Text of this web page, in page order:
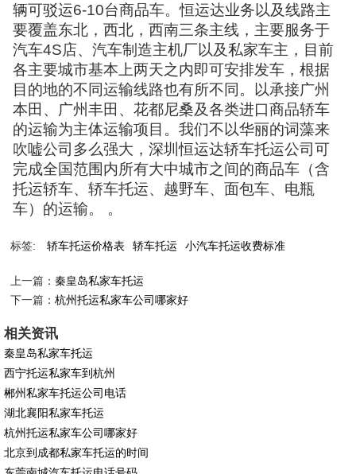
辆可驳运6-10台商品车。恒运达业务以及线路主
要覆盖东北，西北，西南三条主线，主要服务于
汽车4S店、汽车制造主机厂以及私家车主，目前
各主要城市基本上两天之内即可安排发车，根据
目的地的不同运输线路也有所不同。以承接广州
本田、广州丰田、花都尼桑及各类进口商品轿车
的运输为主体运输项目。我们不以华丽的词藻来
吹嘘公司多么强大，深圳恒运达轿车托运公司可
完成全国范围内所有大中城市之间的商品车（含
托运轿车、轿车托运、越野车、面包车、电瓶
车）的运输。 。
标签: 轿车托运价格表 轿车托运 小汽车托运收费标准
上一篇：秦皇岛私家车托运
下一篇：杭州托运私家车公司哪家好
相关资讯
秦皇岛私家车托运
西宁托运私家车到杭州
郴州私家车托运公司电话
湖北襄阳私家车托运
杭州托运私家车公司哪家好
北京到成都私家车托运的时间